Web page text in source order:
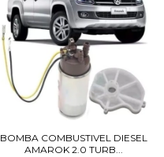
BOMBA COMBUSTIVEL DIESEL
AMAROK 2.0 TURB...